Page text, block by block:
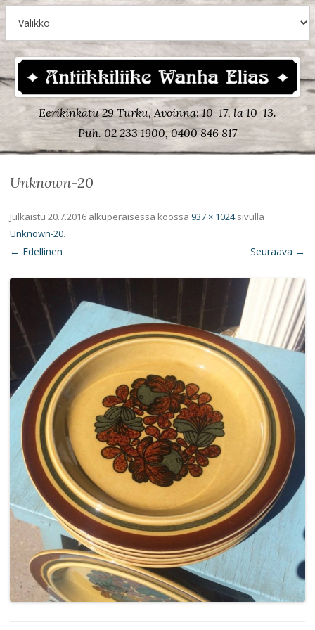
Eerikinkatu 29 Turku, Avoinna: 10-17, la 10-13.
Puh. 02 233 1900, 0400 846 817
Unknown-20
Julkaistu 20.7.2016 alkuperäisessä koossa 937 × 1024sivulla
Unknown-20.
← Edellinen Seuraava →